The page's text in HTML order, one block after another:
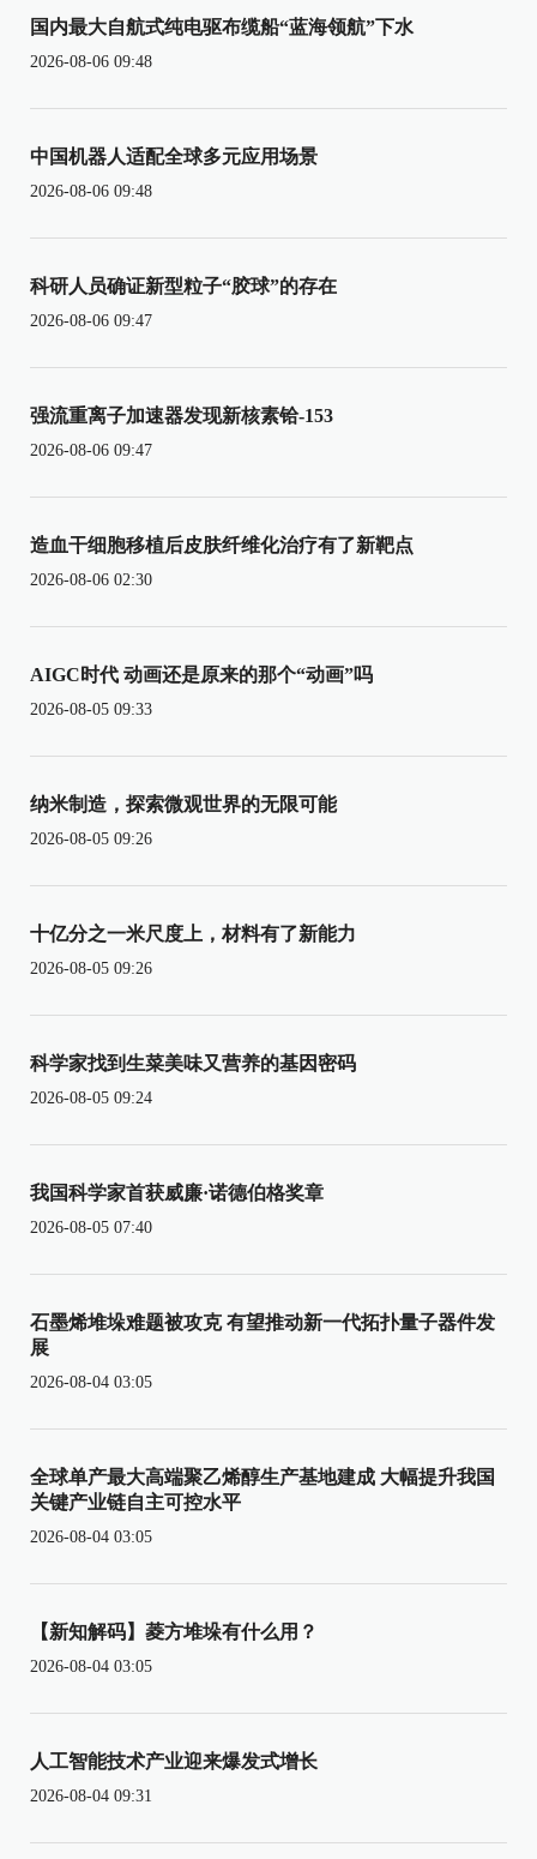
国内最大自航式纯电驱布缆船“蓝海领航”下水
2026-08-06 09:48
中国机器人适配全球多元应用场景
2026-08-06 09:48
科研人员确证新型粒子“胶球”的存在
2026-08-06 09:47
强流重离子加速器发现新核素铪-153
2026-08-06 09:47
造血干细胞移植后皮肤纤维化治疗有了新靶点
2026-08-06 02:30
AIGC时代 动画还是原来的那个“动画”吗
2026-08-05 09:33
纳米制造，探索微观世界的无限可能
2026-08-05 09:26
十亿分之一米尺度上，材料有了新能力
2026-08-05 09:26
科学家找到生菜美味又营养的基因密码
2026-08-05 09:24
我国科学家首获威廉·诺德伯格奖章
2026-08-05 07:40
石墨烯堆垛难题被攻克 有望推动新一代拓扑量子器件发
展
2026-08-04 03:05
全球单产最大高端聚乙烯醇生产基地建成 大幅提升我国
关键产业链自主可控水平
2026-08-04 03:05
【新知解码】菱方堆垛有什么用？
2026-08-04 03:05
人工智能技术产业迎来爆发式增长
2026-08-04 09:31